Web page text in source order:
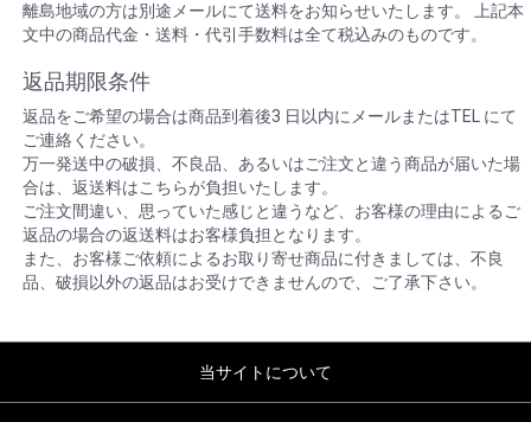
離島地域の方は別途メールにて送料をお知らせいたします。 上記本
文中の商品代金・送料・代引手数料は全て税込みのものです。
返品期限条件
返品をご希望の場合は商品到着後3 日以内にメールまたはTEL にて
ご連絡ください。
万一発送中の破損、不良品、あるいはご注文と違う商品が届いた場
合は、返送料はこちらが負担いたします。
ご注文間違い、思っていた感じと違うなど、お客様の理由によるご
返品の場合の返送料はお客様負担となります。
また、お客様ご依頼によるお取り寄せ商品に付きましては、不良
品、破損以外の返品はお受けできませんので、ご了承下さい。
当サイトについて